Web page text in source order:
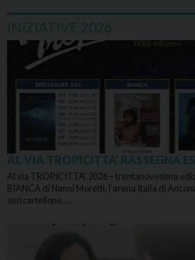
INIZIATIVE 2026
AL VIA TROPICITTA’ RASSEGNA
Al via TROPICITTA’ 2026 – trentanovesima
BIANCA di Nanni Moretti, l’arena Italia di
suo cartellone…